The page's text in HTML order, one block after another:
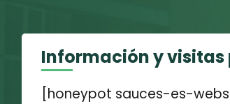
Información y
[honeypot sauces-es-